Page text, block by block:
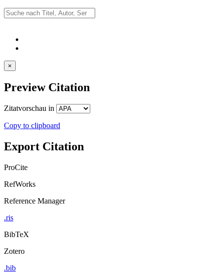
×
Preview Citation
Zitatvorschau in
Copy to clipboard
Export Citation
ProCite
RefWorks
Reference Manager
.ris
BibTeX
Zotero
.bib